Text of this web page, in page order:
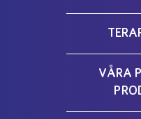
VÅRA